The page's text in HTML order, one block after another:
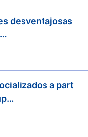
desventajosas
a part